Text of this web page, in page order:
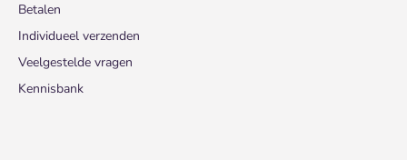
Betalen
Individueel verzenden
Veelgestelde vragen
Kennisbank